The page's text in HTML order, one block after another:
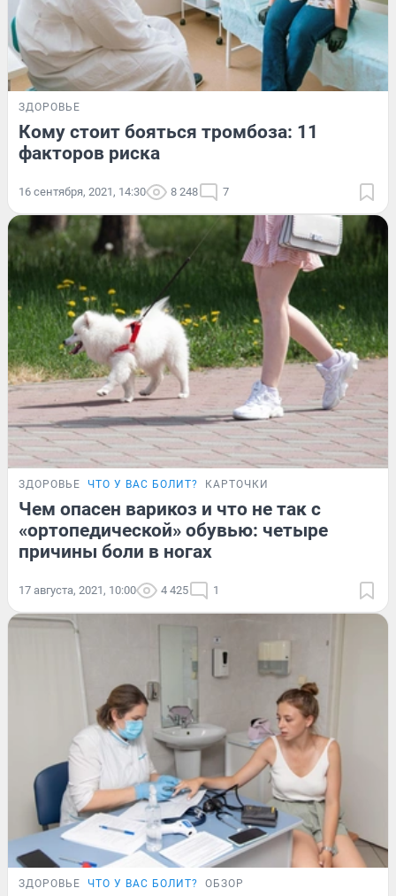
ЗДОРОВЬЕ
Кому стоит бояться тромбоза: 11
факторов риска
16 сентября, 2021, 14:30 8 248 7
ЗДОРОВЬЕ ЧТО У ВАС БОЛИТ? КАРТОЧКИ
Чем опасен варикоз и что не так с
«ортопедической» обувью: четыре
причины боли в ногах
17 августа, 2021, 10:00 4 425 1
ЗДОРОВЬЕ ЧТО У ВАС БОЛИТ? ОБЗОР